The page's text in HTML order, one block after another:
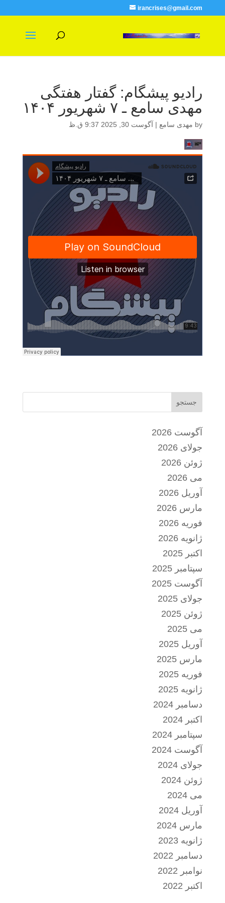
irancrises@gmail.com
رادیو پیشگام: گفتار هفتگی
مهدی سامع ـ ۷ شهریور ۱۴۰۴
by مهدی سامع | آگوست 30, 2025 9:37 ق.ظ
جستجو
آگوست 2026
جولای 2026
ژوئن 2026
می 2026
آوریل 2026
مارس 2026
فوریه 2026
ژانویه 2026
اکتبر 2025
سپتامبر 2025
آگوست 2025
جولای 2025
ژوئن 2025
می 2025
آوریل 2025
مارس 2025
فوریه 2025
ژانویه 2025
دسامبر 2024
اکتبر 2024
سپتامبر 2024
آگوست 2024
جولای 2024
ژوئن 2024
می 2024
آوریل 2024
مارس 2024
ژانویه 2023
دسامبر 2022
نوامبر 2022
اکتبر 2022